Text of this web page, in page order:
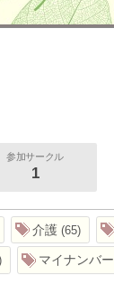
参加サークル
1
介護 65
マイナンバー